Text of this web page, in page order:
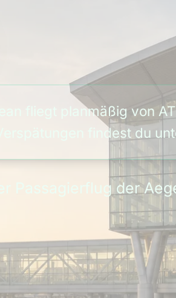
fliegt planmäßig von
findest du
Passagierflug der